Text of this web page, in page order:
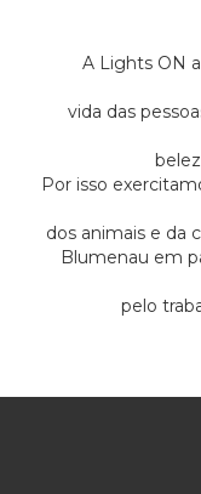
A Lights ON
vida das
Por isso
dos animais e da
Blumenau em
pelo